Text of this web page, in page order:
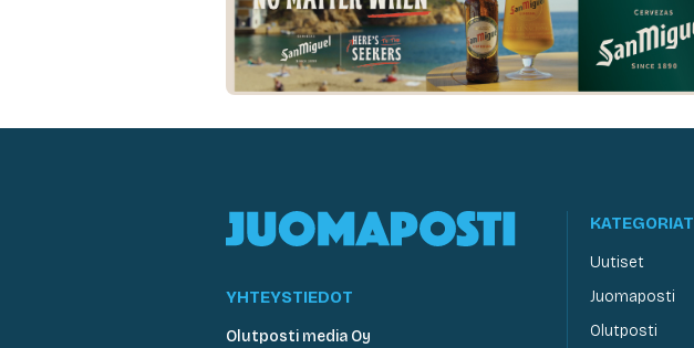
YHTEYSTIEDOT
Olutposti media Oy
KATEGORIAT
Uutiset
Juomaposti
Olutposti